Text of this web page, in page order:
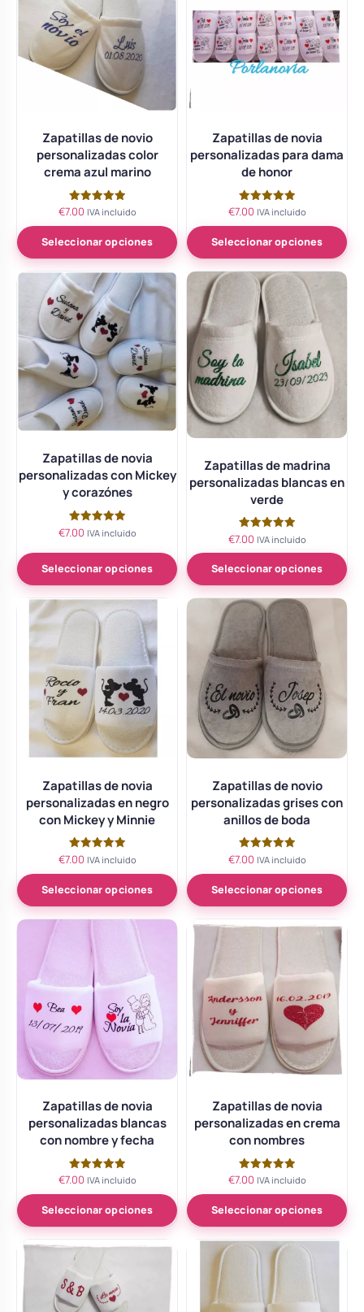
Zapatillas de novio
personalizadas color
crema azul marino
Valorado
5.00
de 5
€7.00 IVA incluido
Seleccionar opciones
Zapatillas de novia
personalizadas para dama
de honor
Valorado
5.00
de 5
€7.00 IVA incluido
Seleccionar opciones
Zapatillas de novia
personalizadas con Mickey
y corazónes
Valorado
€7.00 IVA incluido
Seleccionar opciones
Zapatillas de madrina
personalizadas blancas en
verde
Valorado
de 5
€7.00 IVA incluido
Seleccionar opciones
Zapatillas de novia
personalizadas en negro
con Mickey y Minnie
Valorado
5.00
de 5
€7.00 IVA incluido
Seleccionar opciones
Zapatillas de novio
personalizadas grises con
anillos de boda
Valorado
5.00
de 5
€7.00 IVA incluido
Seleccionar opciones
Zapatillas de novia
personalizadas blancas
con nombre y fecha
Valorado
5.00
de 5
€7.00 IVA incluido
Seleccionar opciones
Zapatillas de novia
personalizadas en crema
con nombres
Valorado
5.00
de 5
€7.00 IVA incluido
Seleccionar opciones